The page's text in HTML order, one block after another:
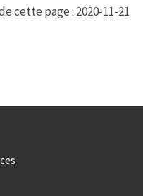
cette page : 2020-11-21